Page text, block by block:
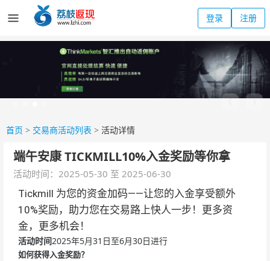
登录 注册
首页 > 交易商活动列表 > 活动详情
端午安康 TICKMILL10%入金奖励等你拿
活动时间：2025-05-30 至 2025-06-30
Tickmill 为您的资金加码——让您的入金享受额外
10%奖励，助力您在交易路上快人一步！更多资
金，更多机会！
活动时间2025年5月31日至6月30日进行
如何获得入金奖励？